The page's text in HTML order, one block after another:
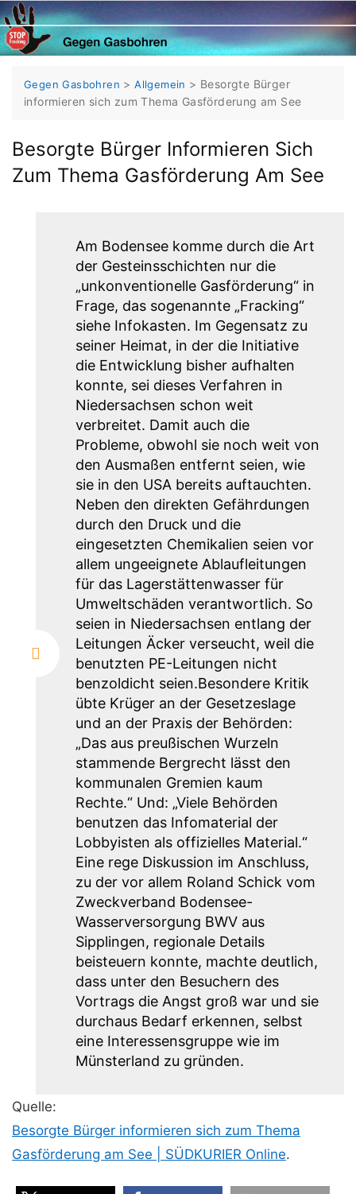
Skip
to
content
Gegen Gasbohren >Allgemein > Besorgte Bürger
informieren sich zum Thema Gasförderung am See
Besorgte Bürger Informieren Sich
Zum Thema Gasförderung Am See
Am Bodensee komme durch die Art
der Gesteinsschichten nur die
„unkonventionelle Gasförderung“ in
Frage, das sogenannte „Fracking“
siehe Infokasten. Im Gegensatz zu
seiner Heimat, in der die Initiative
die Entwicklung bisher aufhalten
konnte, sei dieses Verfahren in
Niedersachsen schon weit
verbreitet. Damit auch die
Probleme, obwohl sie noch weit von
den Ausmaßen entfernt seien, wie
sie in den USA bereits auftauchten.
Neben den direkten Gefährdungen
durch den Druck und die
eingesetzten Chemikalien seien vor
allem ungeeignete Ablaufleitungen
für das Lagerstättenwasser für
Umweltschäden verantwortlich. So
seien in Niedersachsen entlang der
Leitungen Äcker verseucht, weil die
benutzten PE-Leitungen nicht
benzoldicht seien.Besondere Kritik
übte Krüger an der Gesetzeslage
und an der Praxis der Behörden:
„Das aus preußischen Wurzeln
stammende Bergrecht lässt den
kommunalen Gremien kaum
Rechte.“ Und: „Viele Behörden
benutzen das Infomaterial der
Lobbyisten als offizielles Material.“
Eine rege Diskussion im Anschluss,
zu der vor allem Roland Schick vom
Zweckverband Bodensee-
Wasserversorgung BWV aus
Sipplingen, regionale Details
beisteuern konnte, machte deutlich,
dass unter den Besuchern des
Vortrags die Angst groß war und sie
durchaus Bedarf erkennen, selbst
eine Interessensgruppe wie im
Münsterland zu gründen.
Quelle:
Besorgte Bürger informieren sich zum Thema
Gasförderung am See | SÜDKURIER Online.